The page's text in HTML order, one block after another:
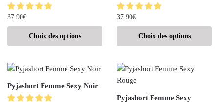
37.90€
Choix des options
37.90€
Choix des options
Pyjashort Femme Sexy Noir
Pyjashort Femme Sexy